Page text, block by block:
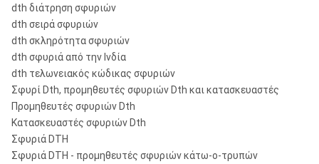
dth διάτρηση σφυριών
dth σειρά σφυριών
dth σκληρότητα σφυριών
dth σφυριά από την Ινδία
dth τελωνειακός κώδικας σφυριών
Σφυρί Dth, προμηθευτές σφυριών Dth και κατασκευαστές
Προμηθευτές σφυριών Dth
Κατασκευαστές σφυριών Dth
Σφυριά DTH
Σφυριά DTH - προμηθευτές σφυριών κάτω-ο-τρυπών